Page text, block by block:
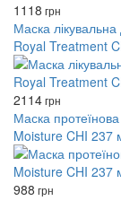
1118 грн
Маска
Royal Treatment
2114грн
Маска
Moisture CHI 237
988 грн